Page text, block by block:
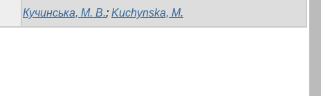
Кучинська, М. В.; Kuchynska, М.